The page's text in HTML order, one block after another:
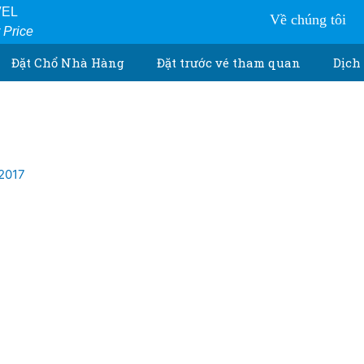
Price
Về chúng tôi
Đặt Chổ Nhà Hàng Đặt trước vé tham quan